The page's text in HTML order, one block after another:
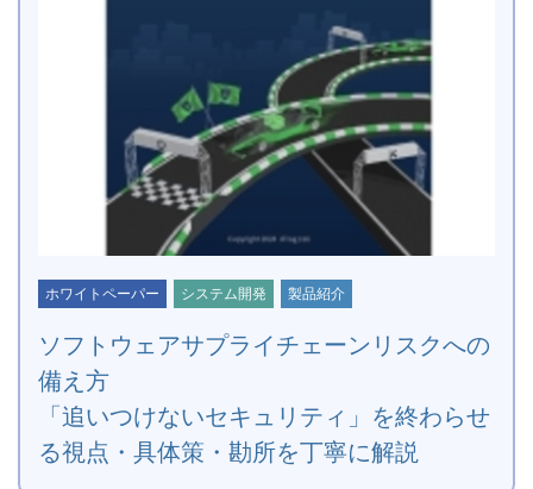
ホワイトペーパー システム開発 製品紹介
ソフトウェアサプライチェーンリスクへの
備え方
「追いつけないセキュリティ」を終わらせ
る視点・具体策・勘所を丁寧に解説